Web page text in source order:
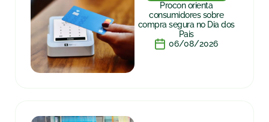
Procon orienta
consumidores sobre
compra segura no Dia dos
Pais
06/08/2026